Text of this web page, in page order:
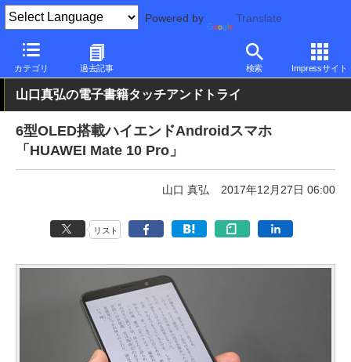
Powered by Translate
カテゴリ 過去記事 検索 Impressサイト
PC Watch パソコン/タブレット/スマートフォン スマートフォン
山口真弘の電子書籍タッチアンドトライ
6型OLED搭載ハイエンドAndroidスマホ
「HUAWEI Mate 10 Pro」
山口 真弘 2017年12月27日 06:00
リスト